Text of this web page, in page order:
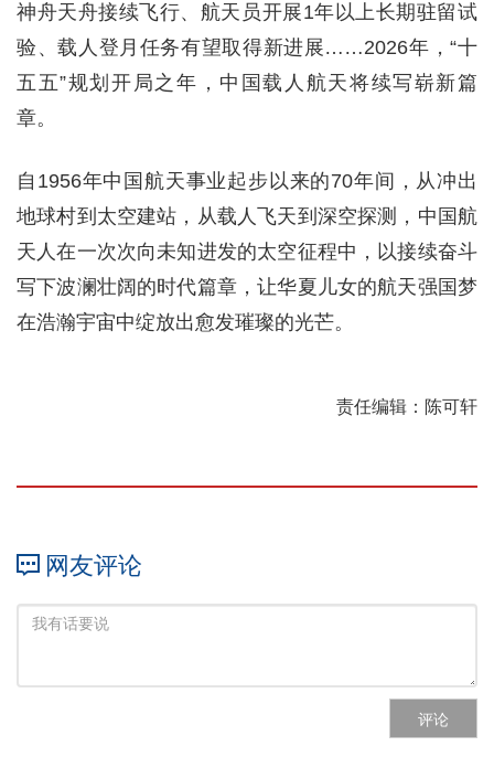
神舟天舟接续飞行、航天员开展1年以上长期驻留试
验、载人登月任务有望取得新进展……2026年，“十
五五”规划开局之年，中国载人航天将续写崭新篇
章。
自1956年中国航天事业起步以来的70年间，从冲出
地球村到太空建站，从载人飞天到深空探测，中国航
天人在一次次向未知进发的太空征程中，以接续奋斗
写下波澜壮阔的时代篇章，让华夏儿女的航天强国梦
在浩瀚宇宙中绽放出愈发璀璨的光芒。
责任编辑：陈可轩
网友评论
评论